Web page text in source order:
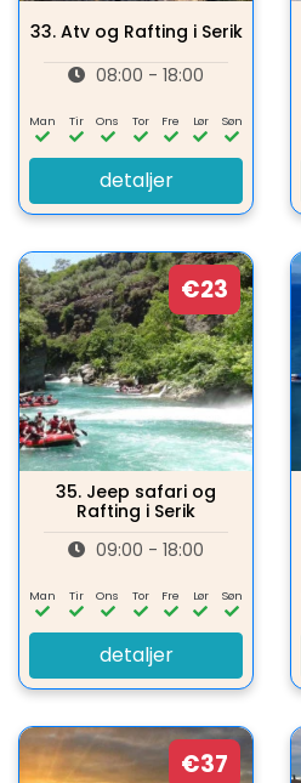
33. Atv og Rafting i Serik
08:00 - 18:00
Man Tir Ons Tor Fre Lør Søn
detaljer
€23
35. Jeep safari og
Rafting i Serik
09:00 - 18:00
Man Tir Ons Tor Fre Lør Søn
detaljer
€37